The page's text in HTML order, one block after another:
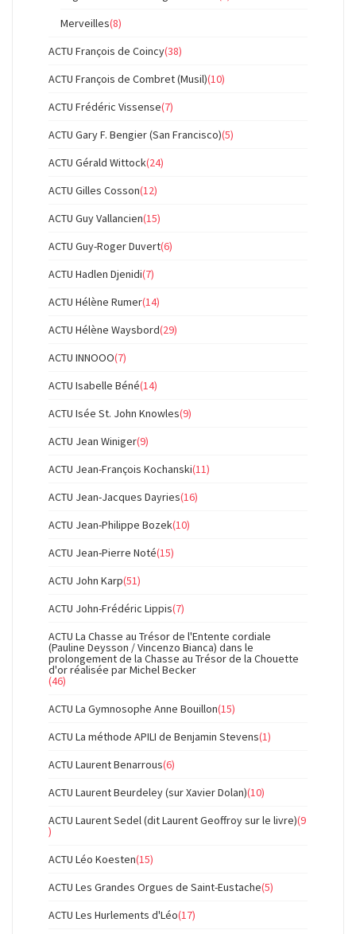
Merveilles(8)
ACTU François de Coincy(38)
ACTU François de Combret (Musil)(10)
ACTU Frédéric Vissense(7)
ACTU Gary F. Bengier (San Francisco)(5)
ACTU Gérald Wittock(24)
ACTU Gilles Cosson(12)
ACTU Guy Vallancien(15)
ACTU Guy-Roger Duvert(6)
ACTU Hadlen Djenidi(7)
ACTU Hélène Rumer(14)
ACTU Hélène Waysbord(29)
ACTU INNOOO(7)
ACTU Isabelle Béné(14)
ACTU Isée St. John Knowles(9)
ACTU Jean Winiger(9)
ACTU Jean-François Kochanski(11)
ACTU Jean-Jacques Dayries(16)
ACTU Jean-Philippe Bozek(10)
ACTU Jean-Pierre Noté(15)
ACTU John Karp(51)
ACTU John-Frédéric Lippis(7)
ACTU La Chasse au Trésor de l'Entente cordiale
(Pauline Deysson / Vincenzo Bianca) dans le
prolongement de la Chasse au Trésor de la Chouette
d'or réalisée par Michel Becker
(46)
ACTU La Gymnosophe Anne Bouillon(15)
ACTU La méthode APILI de Benjamin Stevens(1)
ACTU Laurent Benarrous(6)
ACTU Laurent Beurdeley (sur Xavier Dolan)(10)
ACTU Laurent Sedel (dit Laurent Geoffroy sur le livre)(9
)
ACTU Léo Koesten(15)
ACTU Les Grandes Orgues de Saint-Eustache(5)
ACTU Les Hurlements d'Léo(17)